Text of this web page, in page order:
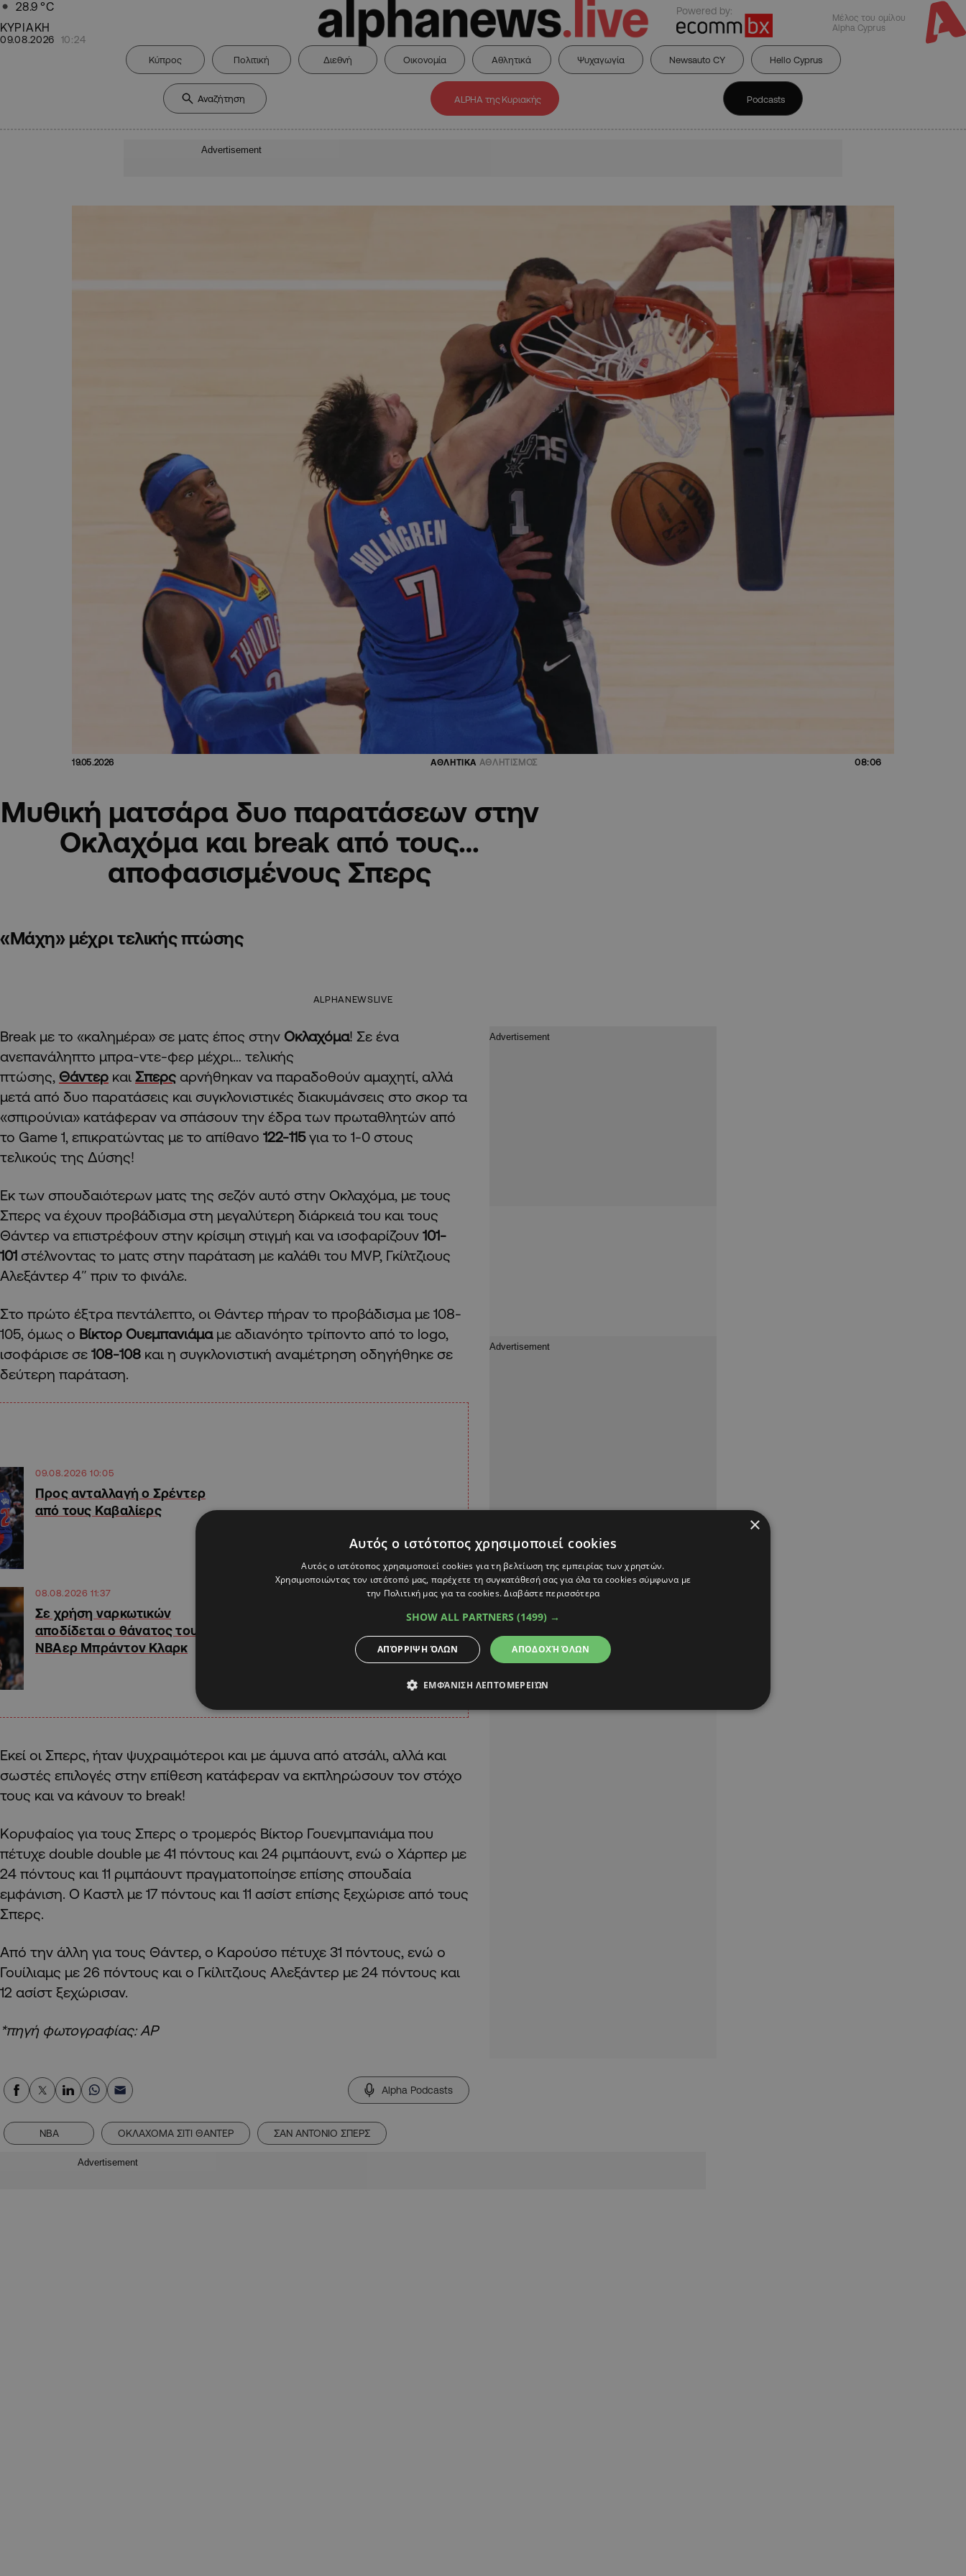
28.9 °C
ΚΥΡΙΑΚΗ
09.08.2026 10:24
Powered by:
Μέλος του ομίλου
Alpha Cyprus
Κύπρος Πολιτική Διεθνή Οικονομία Αθλητικά Ψυχαγωγία Newsauto CY Hello Cyprus
ALPHA της Κυριακής Podcasts
Advertisement
19.05.2026 ΑΘΛΗΤΙΚΑ ΑΘΛΗΤΙΣΜΟΣ 08:06
Μυθική ματσάρα δυο παρατάσεων στην
Οκλαχόμα και break από τους…
αποφασισμένους Σπερς
«Μάχη» μέχρι τελικής πτώσης
ALPHANEWSLIVE
Break με το «καλημέρα» σε ματς έπος στην Οκλαχόμα! Σε ένα
ανεπανάληπτο μπρα-ντε-φερ μέχρι… τελικής
πτώσης, Θάντερ και Σπερς αρνήθηκαν να παραδοθούν αμαχητί, αλλά
μετά από δυο παρατάσεις και συγκλονιστικές διακυμάνσεις στο σκορ τα
«σπιρούνια» κατάφεραν να σπάσουν την έδρα των πρωταθλητών από
το Game 1, επικρατώντας με το απίθανο 122-115για το 1-0 στους
τελικούς της Δύσης!
Εκ των σπουδαιότερων ματς της σεζόν αυτό στην Οκλαχόμα, με τους
Σπερς να έχουν προβάδισμα στη μεγαλύτερη διάρκειά του και τους
Θάντερ να επιστρέφουν στην κρίσιμη στιγμή και να ισοφαρίζουν 101-
101 στέλνοντας το ματς στην παράταση με καλάθι του MVP, Γκίλτζιους
Αλεξάντερ 4″ πριν το φινάλε.
Στο πρώτο έξτρα πεντάλεπτο, οι Θάντερ πήραν το προβάδισμα με 108-
105, όμως ο Βίκτορ Ουεμπανιάμαμε αδιανόητο τρίποντο από το logo,
ισοφάρισε σε 108-108 και η συγκλονιστική αναμέτρηση οδηγήθηκε σε
δεύτερη παράταση.
09.08.2026 10:05
Προς ανταλλαγή ο Σρέντερ
από τους Καβαλίερς
08.08.2026 11:37
Σε χρήση ναρκωτικών
αποδίδεται ο θάνατος του
ΝΒΑερ Μπράντον Κλαρκ
Εκεί οι Σπερς, ήταν ψυχραιμότεροι και με άμυνα από ατσάλι, αλλά και
σωστές επιλογές στην επίθεση κατάφεραν να εκπληρώσουν τον στόχο
τους και να κάνουν το break!
Κορυφαίος για τους Σπερς ο τρομερός Βίκτορ Γουενμπανιάμα που
πέτυχε double double με 41 πόντους και 24 ριμπάουντ, ενώ ο Χάρπερ με
24 πόντους και 11 ριμπάουντ πραγματοποίησε επίσης σπουδαία
εμφάνιση. Ο Καστλ με 17 πόντους και 11 ασίστ επίσης ξεχώρισε από τους
Σπερς.
Από την άλλη για τους Θάντερ, ο Καρούσο πέτυχε 31 πόντους, ενώ ο
Γουίλιαμς με 26 πόντους και ο Γκίλιτζιους Αλεξάντερ με 24 πόντους και
12 ασίστ ξεχώρισαν.
*πηγή φωτογραφίας: AP
Alpha Podcasts
NBA ΟΚΛΑΧΟΜΑ ΣΙΤΙ ΘΑΝΤΕΡ ΣΑΝ ΑΝΤΟΝΙΟ ΣΠΕΡΣ
Advertisement
×
Αυτός ο ιστότοπος χρησιμοποιεί cookies
Αυτός ο ιστότοπος χρησιμοποιεί cookies για τη βελτίωση της εμπειρίας των χρηστών.
Χρησιμοποιώντας τον ιστότοπό μας, παρέχετε τη συγκατάθεσή σας για όλα τα cookies σύμφωνα με
την Πολιτική μας για τα cookies.Διαβάστε περισσότερα
SHOW ALL PARTNERS (1499) →
ΑΠΟΔΟΧΉ ΌΛΩΝ
ΑΠΌΡΡΙΨΗ ΌΛΩΝ
ΕΜΦΆΝΙΣΗ ΛΕΠΤΟΜΕΡΕΙΏΝ